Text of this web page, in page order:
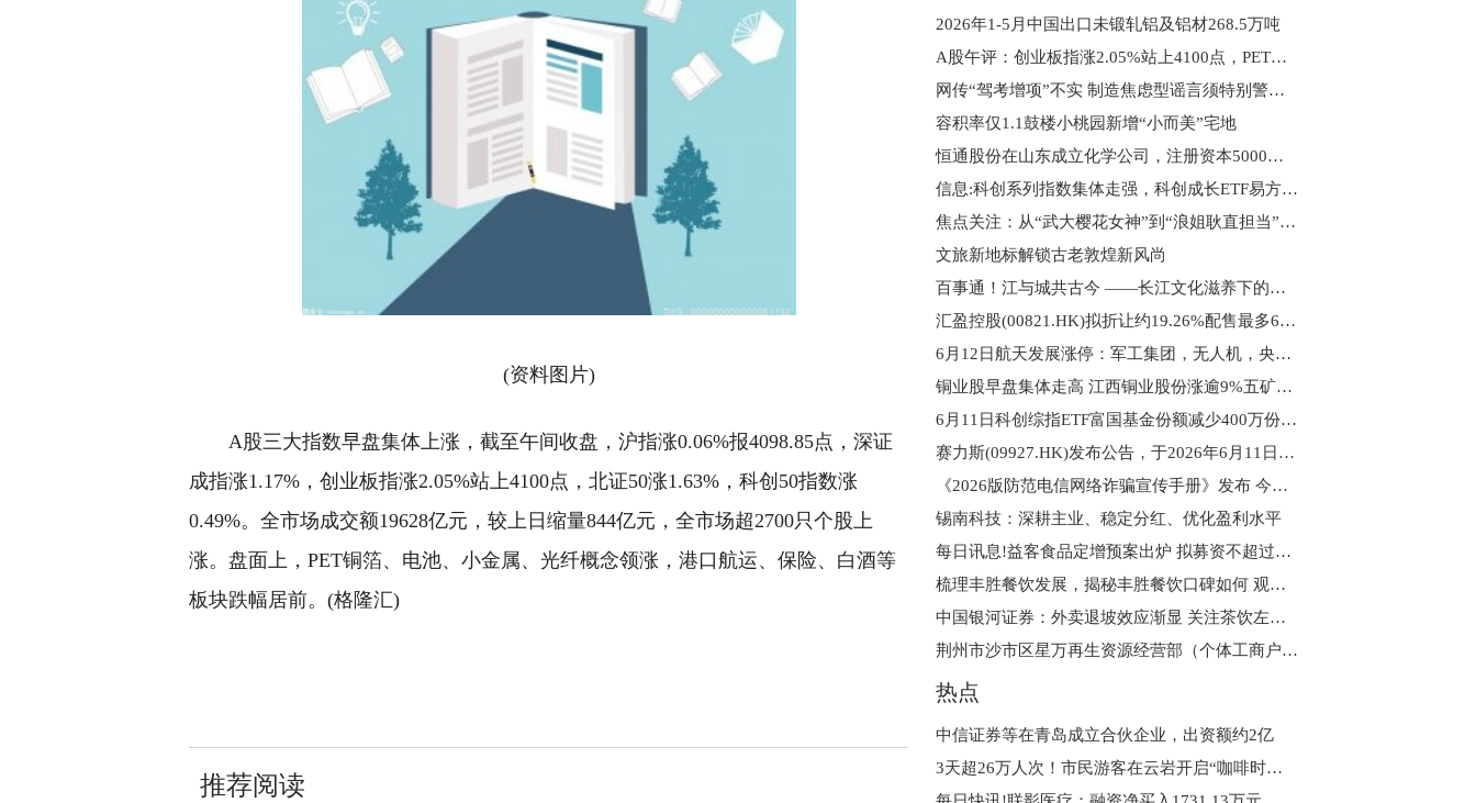
(资料图片)
A股三大指数早盘集体上涨，截至午间收盘，沪指涨0.06%报4098.85点，深证
成指涨1.17%，创业板指涨2.05%站上4100点，北证50涨1.63%，科创50指数涨
0.49%。全市场成交额19628亿元，较上日缩量844亿元，全市场超2700只个股上
涨。盘面上，PET铜箔、电池、小金属、光纤概念领涨，港口航运、保险、白酒等
板块跌幅居前。(格隆汇)
推荐阅读
2026年1-5月中国出口未锻轧铝及铝材268.5万吨
A股午评：创业板指涨2.05%站上4100点，PET铜箔、电池板块领涨 观察
网传“驾考增项”不实 制造焦虑型谣言须特别警惕_焦点
容积率仅1.1鼓楼小桃园新增“小而美”宅地
恒通股份在山东成立化学公司，注册资本5000万|视焦点讯
信息:科创系列指数集体走强，科创成长ETF易方达（588020）标的指数涨近5%，政策加码护航科创板发展
焦点关注：从“武大樱花女神”到“浪姐耿直担当”，她不再困在标签里
文旅新地标解锁古老敦煌新风尚
百事通！江与城共古今 ——长江文化滋养下的百年武汉
汇盈控股(00821.HK)拟折让约19.26%配售最多6585.6万股 净筹约1400万港元
6月12日航天发展涨停：军工集团，无人机，央企改革概念热股-热点评
铜业股早盘集体走高 江西铜业股份涨逾9%五矿资源涨逾8%
6月11日科创综指ETF富国基金份额减少400万份，重仓股海光信息、寒武纪、摩尔线程 前沿资讯
赛力斯(09927.HK)发布公告，于2026年6月11日，该公司斥资6000.15万元回购88.52万股A股
《2026版防范电信网络诈骗宣传手册》发布 今日热议
锡南科技：深耕主业、稳定分红、优化盈利水平
每日讯息!益客食品定增预案出炉 拟募资不超过9亿元
梳理丰胜餐饮发展，揭秘丰胜餐饮口碑如何 观速讯
中国银河证券：外卖退坡效应渐显 关注茶饮左侧布局机会 速递
荆州市沙市区星万再生资源经营部（个体工商户）成立 注册资本5万人民币|每日速递
热点
中信证券等在青岛成立合伙企业，出资额约2亿
3天超26万人次！市民游客在云岩开启“咖啡时间”_滚动